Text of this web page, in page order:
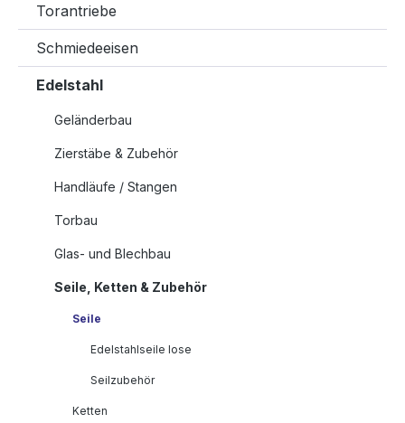
Torantriebe
Schmiedeeisen
Edelstahl
Geländerbau
Zierstäbe & Zubehör
Handläufe / Stangen
Torbau
Glas- und Blechbau
Seile, Ketten & Zubehör
Seile
Edelstahlseile lose
Seilzubehör
Ketten